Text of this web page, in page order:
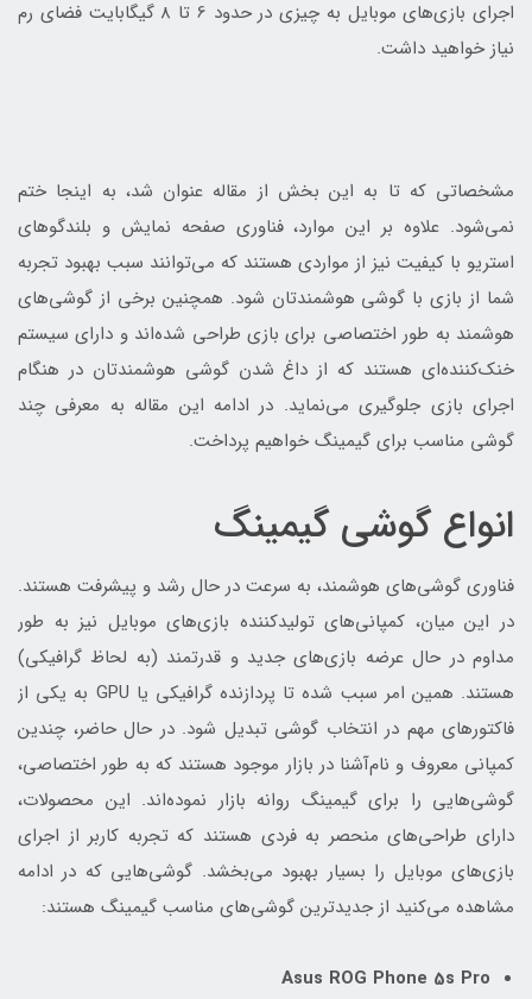
اجرای بازی‌های موبایل به چیزی در حدود 6 تا 8 گیگابایت فضای رم
نیاز خواهید داشت.
مشخصاتی که تا به این بخش از مقاله عنوان شد، به اینجا ختم
نمی‌شود. علاوه بر این موارد، فناوری صفحه نمایش و بلندگوهای
استریو با کیفیت نیز از مواردی هستند که می‌توانند سبب بهبود تجربه
شما از بازی با گوشی‌ هوشمندتان شود. همچنین برخی از گوشی‌های
هوشمند به طور اختصاصی برای بازی طراحی شده‌اند و دارای سیستم
خنک‌کننده‌ای هستند که از داغ شدن گوشی هوشمندتان در هنگام
اجرای بازی جلوگیری می‌نماید. در ادامه این مقاله به معرفی چند
گوشی مناسب برای گیمینگ خواهیم پرداخت.
انواع گوشی گیمینگ
فناوری گوشی‌های هوشمند، به سرعت در حال رشد و پیشرفت هستند.
در این میان، کمپانی‌های تولیدکننده بازی‌های موبایل نیز به طور
مداوم در حال عرضه بازی‌های جدید و قدرتمند (به لحاظ گرافیکی)
هستند. همین امر سبب شده تا پردازنده گرافیکی یا GPU به یکی از
فاکتورهای مهم در انتخاب گوشی تبدیل شود. در حال حاضر، چندین
کمپانی معروف و نام‌آشنا در بازار موجود هستند که به طور اختصاصی،
گوشی‌هایی را برای گیمینگ روانه بازار نموده‌اند. این محصولات،
دارای طراحی‌های منحصر به فردی هستند که تجربه کاربر از اجرای
بازی‌های موبایل را بسیار بهبود می‌بخشد. گوشی‌هایی که در ادامه
مشاهده می‌کنید از جدیدترین گوشی‌های مناسب گیمینگ هستند:
Asus ROG Phone 5s Pro